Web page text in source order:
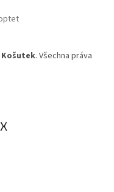
Košutek. Všechna práva